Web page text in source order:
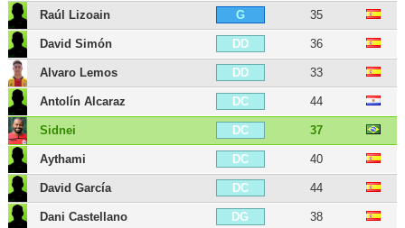
Raúl Lizoain G 35
David Simón DD 36
Alvaro Lemos DD 33
Antolín Alcaraz DC 44
Sidnei DC 37
Aythami DC 40
David García DC 44
Dani Castellano DG 38